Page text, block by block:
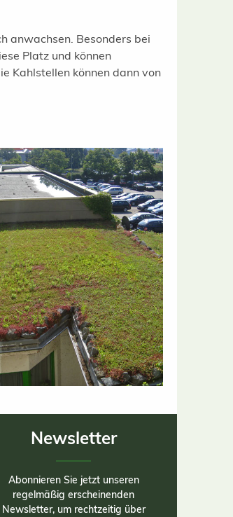
anwachsen. Besonders bei
Platz und können
Kahlstellen können dann von
Newsletter
Abonnieren Sie jetzt unseren
regelmäßig erscheinenden
Newsletter, um rechtzeitig über